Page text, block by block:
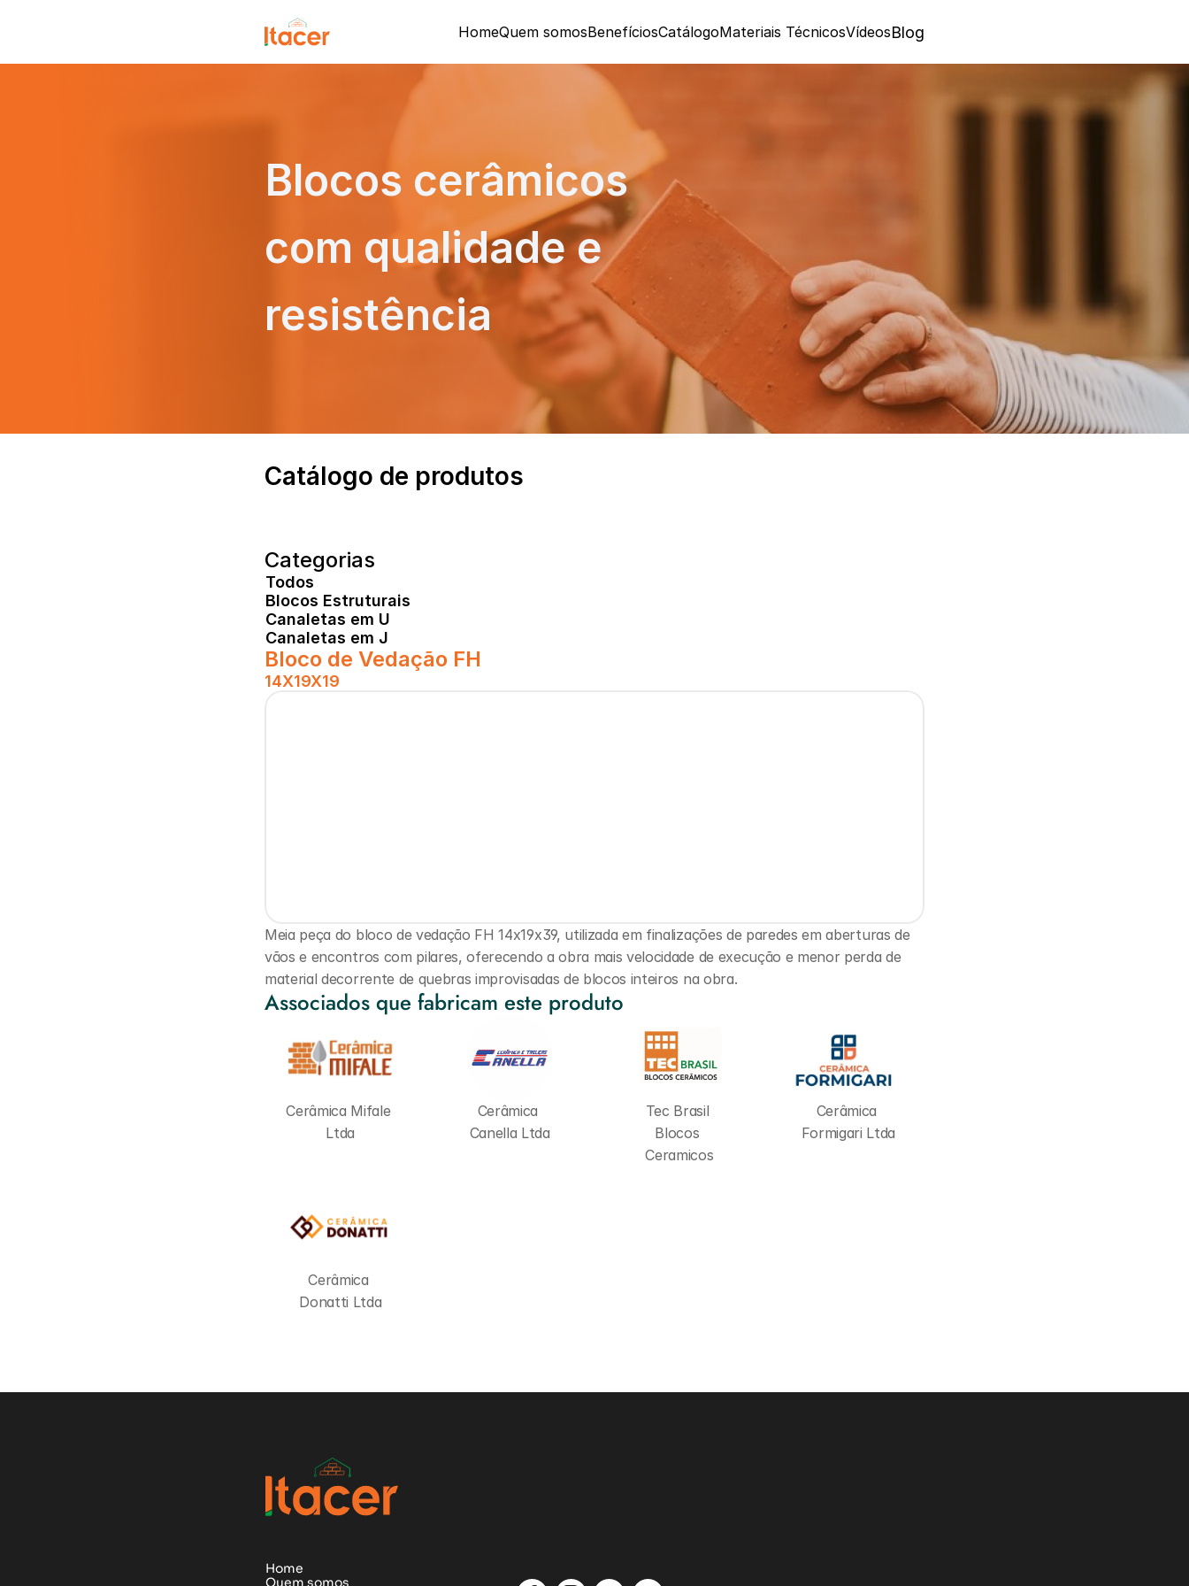
HomeQuem somosBenefíciosCatálogoMateriais TécnicosVídeosBlog
Catálogo de produtos
Bloco de Vedação FH
14X19X19
Meia peça do bloco de vedação FH 14x19x39, utilizada em finalizações de paredes em aberturas de
vãos e encontros com pilares, oferecendo a obra mais velocidade de execução e menor perda de
material decorrente de quebras improvisadas de blocos inteiros na obra.
Associados que fabricam este produto
Cerâmica Mifale
Ltda
Cerâmica
Canella Ltda
Tec Brasil
Blocos
Ceramicos
Cerâmica
Formigari Ltda
Cerâmica
Donatti Ltda
Categorias
Todos
Blocos Estruturais
Canaletas em U
Canaletas em J
Home
Quem somos
Blocos cerâmicos
com qualidade e
resistência